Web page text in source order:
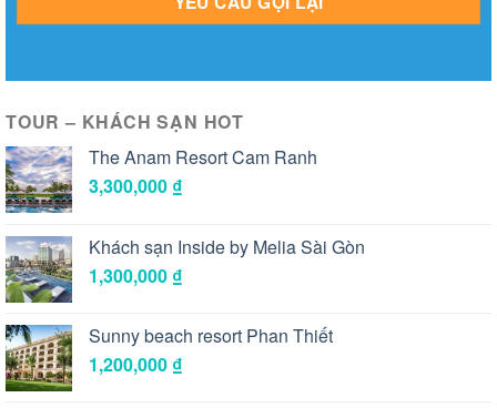
TOUR – KHÁCH SẠN HOT
The Anam Resort Cam Ranh
3,300,000 ₫
Khách sạn Inside by Melia Sài Gòn
1,300,000 ₫
Sunny beach resort Phan Thiết
1,200,000 ₫